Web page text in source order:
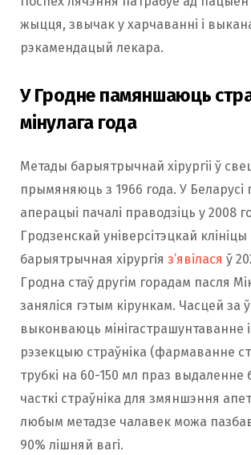
жыцця, звычак у харчаванні і
рэкамендацый лекара.
У Гродне памяншаюць
мінулага года
Метады барыятрычнай хірургіі ў
прымяняюць з 1966 года. У Беларусі
аперацыі пачалі праводзіць у 2008
Гродзенскай універсітэцкай клініцы
барыятрычная хірургія з’явілася ў
Гродна стаў другім горадам пасля
заняліся гэтым кірункам. Часцей за
выконваюць мінігастрашунтаванне
рэзекцыю страўніка (фармаванне
трубкі на 60-150 мл праз выдаленне
часткі страўніка для змяншэння
любым метадзе чалавек можа
90% лішняй вагі.